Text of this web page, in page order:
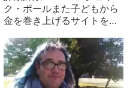
ク・ポールまた子どもから
金を巻き上げるサイトを開